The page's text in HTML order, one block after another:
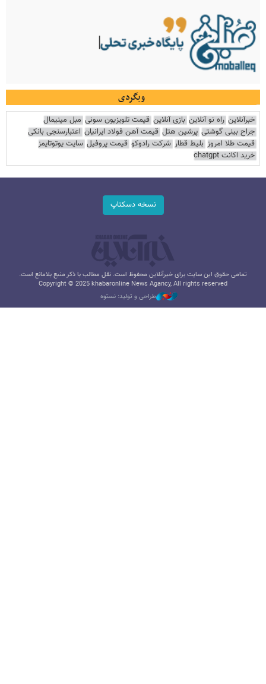
وبگردی
خبرآنلاین راه نو آنلاین بازی آنلاین قیمت تلویزیون سونی مبل مینیمال
جراح بینی گوشتی پرشین هتل قیمت آهن فولاد ایرانیان اعتبارسنجی بانکی
قیمت طلا امروز بلیط قطار شرکت رادوکو قیمت پروفیل سایت یوتوتایمز
خرید اکانت chatgpt
نسخه دسکتاپ
تمامی حقوق این سایت برای خبرآنلاین محفوظ است. نقل مطالب با ذکر منبع بلامانع است.
Copyright © 2025 khabaronline News Agancy, All rights reserved
طراحی و تولید: نستوه